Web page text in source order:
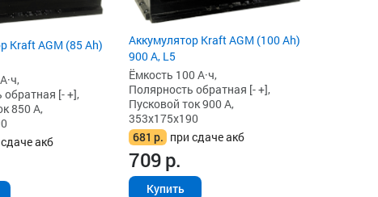
Kraft AGM (85 Ah)
[- +],
850 А,
акб
Аккумулятор Kraft AGM (100 Ah)
900 А, L5
Ёмкость 100 А·ч,
Полярность обратная [- +],
Пусковой ток 900 А,
353x175x190
681 р. при сдаче акб
709р.
Купить